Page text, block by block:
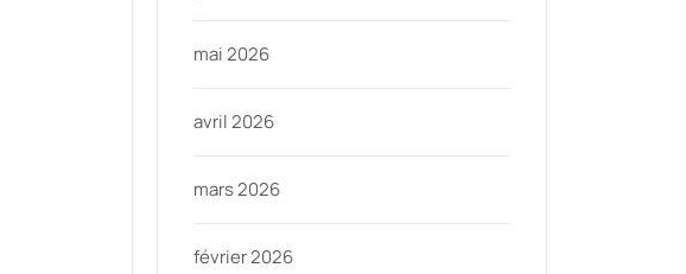
mai 2026
avril 2026
mars 2026
février 2026